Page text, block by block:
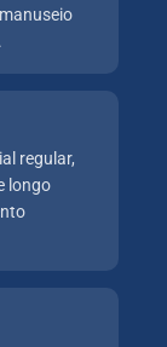
regular,
longo